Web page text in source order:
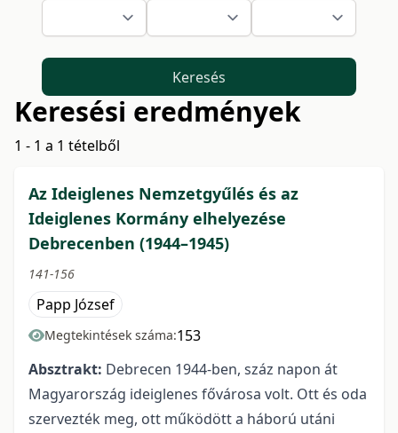
Keresés
Keresési eredmények
1 - 1 a 1 tételből
Az Ideiglenes Nemzetgyűlés és az
Ideiglenes Kormány elhelyezése
Debrecenben (1944–1945)
141-156
Papp József
Megtekintések száma:153
Absztrakt: Debrecen 1944-ben, száz napon át
Magyarország ideiglenes fővárosa volt. Ott és oda
szervezték meg, ott működött a háború utáni